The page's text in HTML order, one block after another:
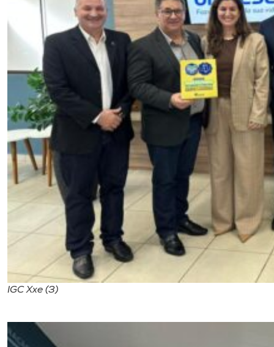
IGC Xxe (3)